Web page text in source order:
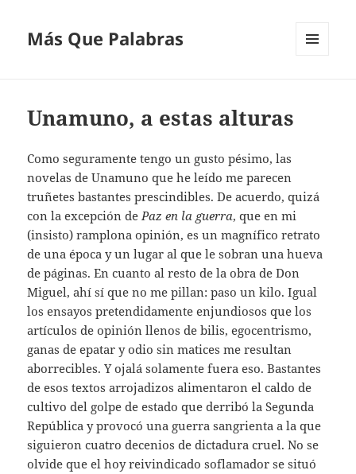
Más Que Palabras
Unamuno, a estas alturas
Como seguramente tengo un gusto pésimo, las
novelas de Unamuno que he leído me parecen
truñetes bastantes prescindibles. De acuerdo, quizá
con la excepción dePaz en la guerra, que en mi
(insisto) ramplona opinión, es un magnífico retrato
de una época y un lugar al que le sobran una hueva
de páginas. En cuanto al resto de la obra de Don
Miguel, ahí sí que no me pillan: paso un kilo. Igual
los ensayos pretendidamente enjundiosos que los
artículos de opinión llenos de bilis, egocentrismo,
ganas de epatar y odio sin matices me resultan
aborrecibles. Y ojalá solamente fuera eso. Bastantes
de esos textos arrojadizos alimentaron el caldo de
cultivo del golpe de estado que derribó la Segunda
República y provocó una guerra sangrienta a la que
siguieron cuatro decenios de dictadura cruel. No se
olvide que el hoy reivindicado soflamador se situó